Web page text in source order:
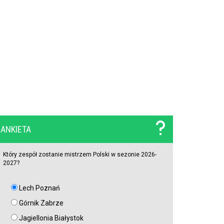
Miał błyszczeć w Legii Warszawa, wylądował w I lidze.
Tu potwierdzi swoje umiejętności?
Robert Lewandowski został doceniony!
Iwo Baraniewski wraca w UFC! Niepokonany Polak
poznał rywala na UFC 331
ANKIETA
Który zespół zostanie mistrzem Polski w sezonie 2026-
2027?
Lech Poznań
Górnik Zabrze
Jagiellonia Białystok